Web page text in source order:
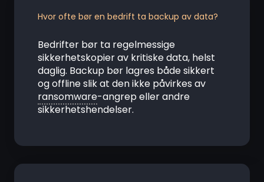
Hvor ofte bør en bedrift ta backup av data?
Bedrifter bør ta regelmessige
sikkerhetskopier av kritiske data, helst
daglig. Backup bør lagres både sikkert
og offline slik at den ikke påvirkes av
ransomware-angrep eller andre
sikkerhetshendelser.